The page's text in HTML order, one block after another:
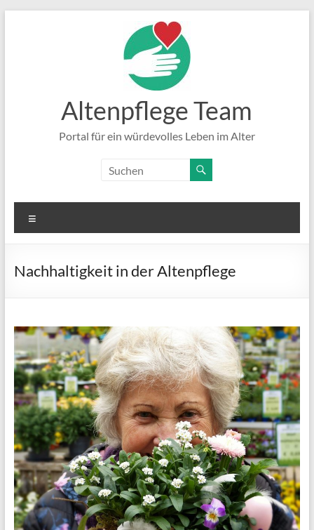
Altenpflege Team
Portal für ein würdevolles Leben im Alter
Nachhaltigkeit in der Altenpflege